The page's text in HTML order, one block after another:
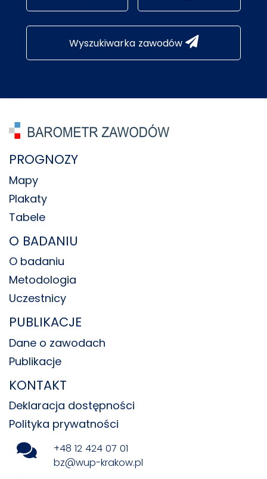
Wyszukiwarka zawodów
PROGNOZY
Mapy
Plakaty
Tabele
O BADANIU
O badaniu
Metodologia
Uczestnicy
PUBLIKACJE
Dane o zawodach
Publikacje
KONTAKT
Deklaracja dostępności
Polityka prywatności
+48 12 424 07 01
bz@wup-krakow.pl